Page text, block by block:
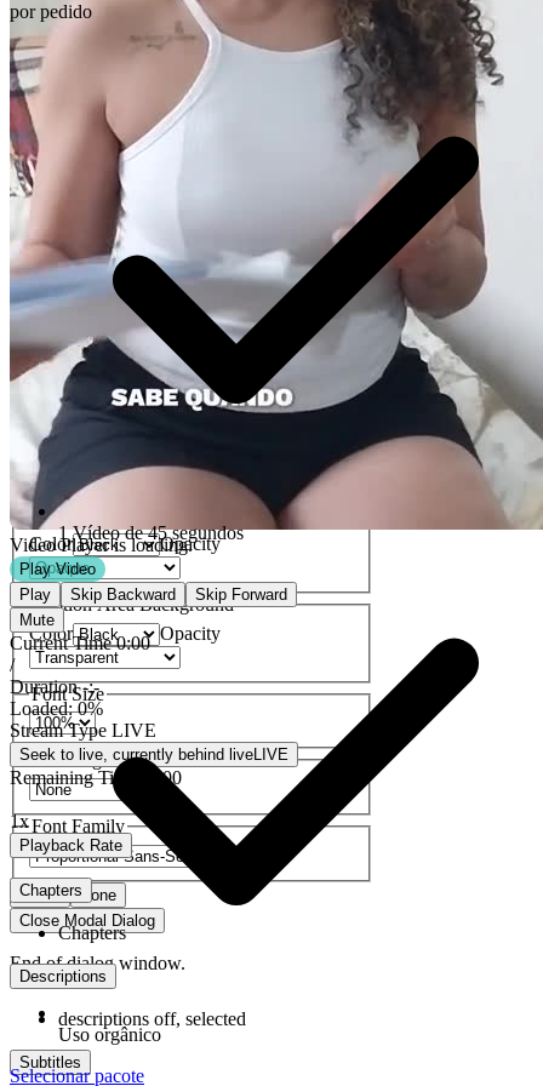
Descriptions
descriptions off , selected
Subtitles
subtitles settings
, opens subtitles settings
subtitles off
Audio Track
Picture-in-Picture Fullscreen
This is a modal window.
Beginning of dialog window. Escape will
cancel and close the window.
Text
Color
Text Background
Color
Opacity
Caption Area Background
Color
Opacity
Font Size
Text Edge Style
Font Family
Reset
Done
Close Modal Dialog
End of dialog window.
Video Player is loading.
Play Video
Play
Skip Backward
Skip Forward
Mute
Current Time0:00
/
Duration-:-
Loaded:0%
Stream Type LIVE
Seek to live, currently behind liveLIVE
Remaining Time 0:00
1x
Playback Rate
Chapters
Chapters
Descriptions
descriptions off, selected
Subtitles
por pedido
1 Vídeo de 45 segundos
Uso orgânico
Selecionar pacote